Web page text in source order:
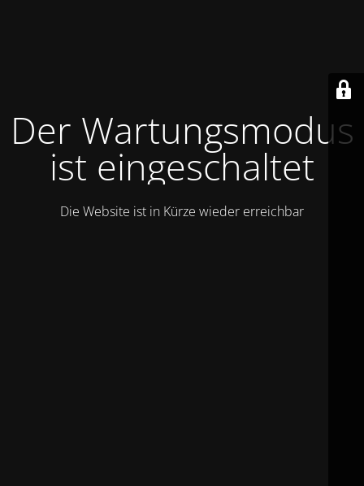
Der Wartungsmodus
ist eingeschaltet
Die Website ist in Kürze wieder erreichbar